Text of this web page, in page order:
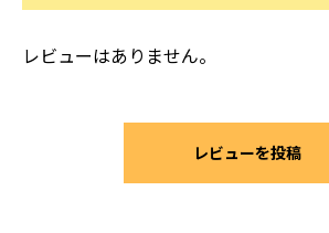
レビューはありません。
レビューを投稿